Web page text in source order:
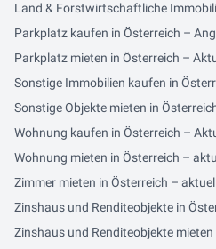
Land & Forstwirtschaftliche
Parkplatz kaufen in Österreich –
Parkplatz mieten in Österreich –
Sonstige Immobilien kaufen in
Sonstige Objekte mieten in
Wohnung kaufen in Österreich –
Wohnung mieten in Österreich –
Zimmer mieten in Österreich –
Zinshaus und Renditeobjekte in
Zinshaus und Renditeobjekte mieten